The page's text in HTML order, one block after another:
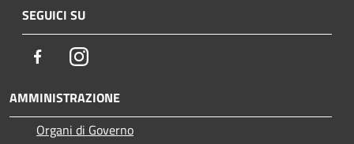
SEGUICI SU
FacebookInstagram
AMMINISTRAZIONE
Organi di Governo